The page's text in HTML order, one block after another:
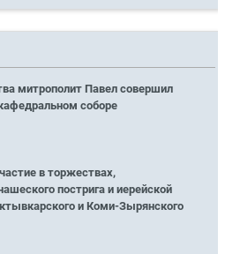
митрополит Павел совершил
соборе
в торжествах,
пострига и иерейской
и Коми-Зырянского